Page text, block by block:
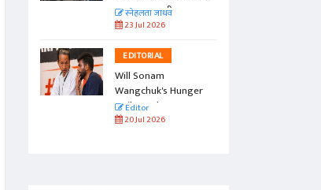
प्रश्न सुटणार नाही, पण...
स्नेहलता जाधव
23 Jul 2026
EDITORIAL
Will Sonam
Wangchuk's Hunger
Strike Make a
Difference?
Editor
20 Jul 2026